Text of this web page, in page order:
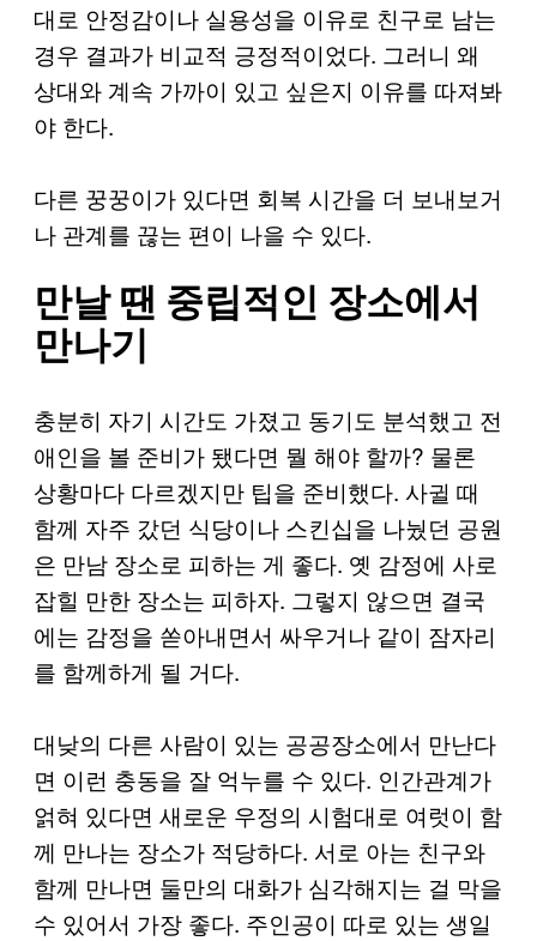
대로 안정감이나 실용성을 이유로 친구로 남는
경우 결과가 비교적 긍정적이었다. 그러니 왜
상대와 계속 가까이 있고 싶은지 이유를 따져봐
야 한다.
다른 꿍꿍이가 있다면 회복 시간을 더 보내보거
나 관계를 끊는 편이 나을 수 있다.
만날 땐 중립적인 장소에서
만나기
충분히 자기 시간도 가졌고 동기도 분석했고 전
애인을 볼 준비가 됐다면 뭘 해야 할까? 물론
상황마다 다르겠지만 팁을 준비했다. 사귈 때
함께 자주 갔던 식당이나 스킨십을 나눴던 공원
은 만남 장소로 피하는 게 좋다. 옛 감정에 사로
잡힐 만한 장소는 피하자. 그렇지 않으면 결국
에는 감정을 쏟아내면서 싸우거나 같이 잠자리
를 함께하게 될 거다.
대낮의 다른 사람이 있는 공공장소에서 만난다
면 이런 충동을 잘 억누를 수 있다. 인간관계가
얽혀 있다면 새로운 우정의 시험대로 여럿이 함
께 만나는 장소가 적당하다. 서로 아는 친구와
함께 만나면 둘만의 대화가 심각해지는 걸 막을
수 있어서 가장 좋다. 주인공이 따로 있는 생일